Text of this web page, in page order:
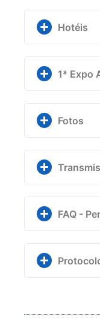
Hotéis
1ª Expo
Fotos
FAQ -